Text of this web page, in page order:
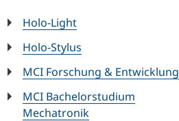
Holo-Light
Holo-Stylus
MCI Forschung & Entwicklung
MCI Bachelorstudium
Mechatronik